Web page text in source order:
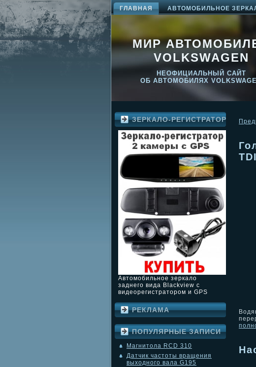
ГЛАВНАЯ АВТОМОБИЛЬНОЕ
МИР
VOLKSWAGEN
НЕОФИЦИАЛЬНЫЙ САЙТ
ОБ АВТОМОБИЛЯХ
ЗЕРКАЛО-РЕГИСТРАТОР
Автомобильное зеркало
заднего вида Blackview с
видеорегистратором и GPS
РЕКЛАМА
ПОПУЛЯРНЫЕ ЗАПИСИ
Магнитола RCD 310
Датчик частоты вращения
выходного вала G195